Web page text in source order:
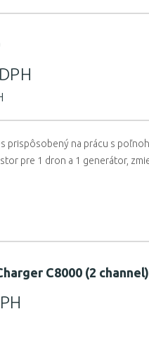
prispôsobený na prácu s
pre 1 dron a 1 generátor,
C8000 (2 channel)